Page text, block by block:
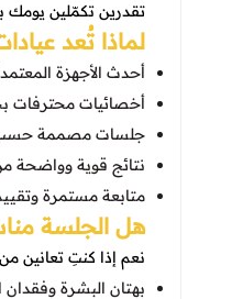
تقدرين تكمّلين يومك
لماذا تُعد
أحدث الأجهزة
أخصائيات محترفات
جلسات مصممة حسب
نتائج قوية وواضحة
متابعة مستمرة
هل الجلسة
نعم إذا كنتِ تعانين
بهتان البشرة وفقدان